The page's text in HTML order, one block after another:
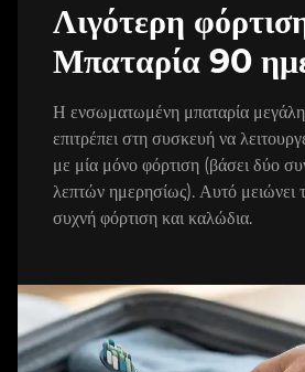
Λιγότερη
Μπαταρία 90
Η ενσωματωμένη μπαταρία
επιτρέπει στη συσκευή να
με μία μόνο φόρτιση (βάσει δύο
λεπτών ημερησίως). Αυτό μειώνει
συχνή φόρτιση και καλώδια.